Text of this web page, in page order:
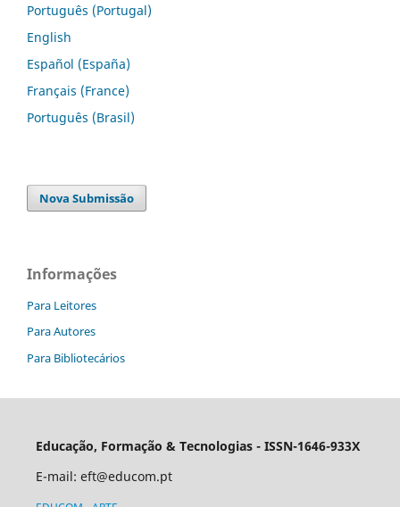
Português (Portugal)
English
Español (España)
Français (France)
Português (Brasil)
Nova Submissão
Informações
Para Leitores
Para Autores
Para Bibliotecários
Educação, Formação & Tecnologias - ISSN-1646-933X
E-mail: eft@educom.pt